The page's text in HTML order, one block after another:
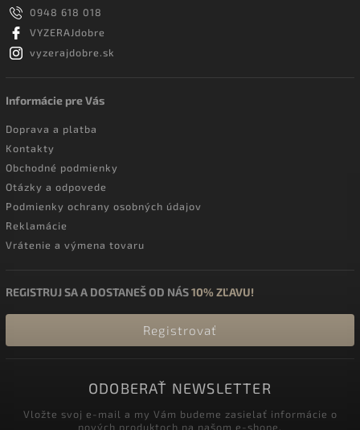
0948 618 018
VYZERAJdobre
vyzerajdobre.sk
Informácie pre Vás
Doprava a platba
Kontakty
Obchodné podmienky
Otázky a odpovede
Podmienky ochrany osobných údajov
Reklamácie
Vrátenie a výmena tovaru
REGISTRUJ SA A DOSTANEŠ OD NÁS10% ZĽAVU!
Registrovať
ODOBERAŤ NEWSLETTER
Vložte svoj e-mail a my Vám budeme zasielať informácie o
nových produktoch na našom e-shope.